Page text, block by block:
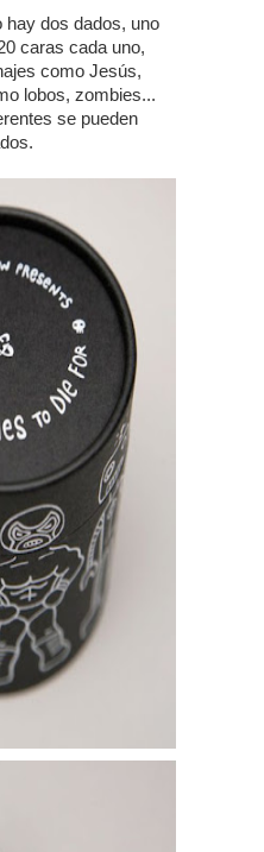
hay dos dados, uno
caras cada uno,
como Jesús,
lobos, zombies...
se pueden